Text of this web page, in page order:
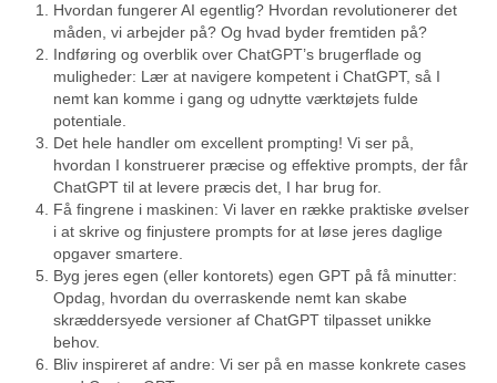
Hvordan fungerer AI egentlig? Hvordan revolutionerer det
måden, vi arbejder på? Og hvad byder fremtiden på?
Indføring og overblik over ChatGPT’s brugerflade og
muligheder: Lær at navigere kompetent i ChatGPT, så I
nemt kan komme i gang og udnytte værktøjets fulde
potentiale.
Det hele handler om excellent prompting! Vi ser på,
hvordan I konstruerer præcise og effektive prompts, der får
ChatGPT til at levere præcis det, I har brug for.
Få fingrene i maskinen: Vi laver en række praktiske øvelser
i at skrive og finjustere prompts for at løse jeres daglige
opgaver smartere.
Byg jeres egen (eller kontorets) egen GPT på få minutter:
Opdag, hvordan du overraskende nemt kan skabe
skræddersyede versioner af ChatGPT tilpasset unikke
behov.
Bliv inspireret af andre: Vi ser på en masse konkrete cases